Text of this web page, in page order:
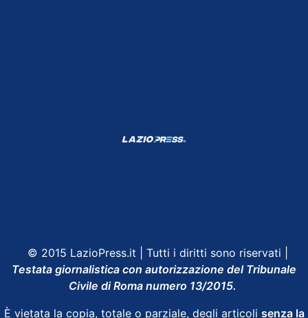
© 2015 LazioPress.it | Tutti i diritti sono riservati |
Testata giornalistica con autorizzazione del Tribunale
Civile di Roma numero 13/2015.
È vietata la copia, totale o parziale, degli articoli senza la